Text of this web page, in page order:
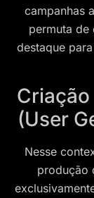
campanhas
permuta
destaque
(User
Nesse
produção